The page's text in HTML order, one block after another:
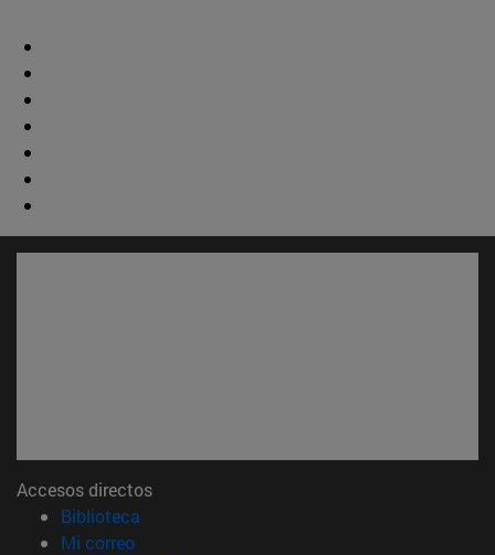
Accesos directos
Biblioteca
Mi correo(abre en nueva ventana)